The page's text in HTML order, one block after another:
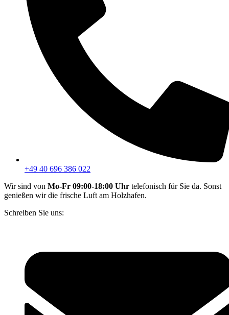
+49 40 696 386 022
Wir sind von Mo-Fr 09:00-18:00 Uhr telefonisch für Sie da. Sonst
genießen wir die frische Luft am Holzhafen.
Schreiben Sie uns: